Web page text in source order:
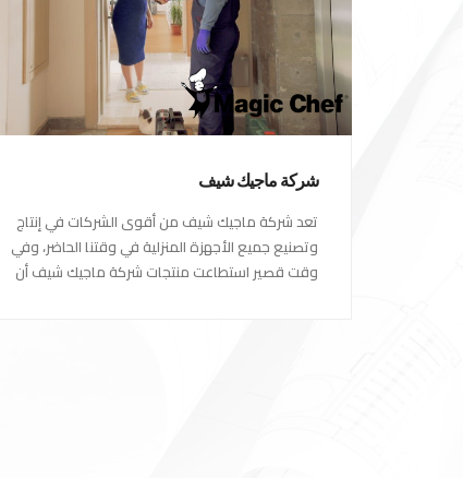
شركة ماجيك شيف
تعد شركة ماجيك شيف من أقوى الشركات في إنتاج
وتصنيع جميع الأجهزة المنزلية في وقتنا الحاضر، وفي
وقت قصير استطاعت منتجات شركة ماجيك شيف أن